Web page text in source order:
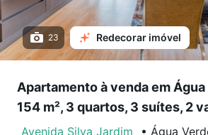
23 Redecorar imóvel
Apartamento à venda em
154 m², 3 quartos, 3 suítes, 2
Avenida Silva Jardim • Água